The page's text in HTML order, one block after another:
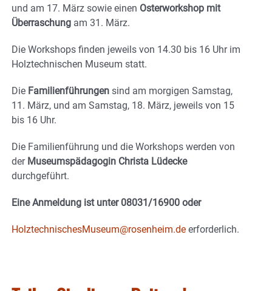
und am 17. März sowie einen Osterworkshop mit
Überraschung am 31. März.
Die Workshops finden jeweils von 14.30 bis 16 Uhr im
Holztechnischen Museum statt.
Die Familienführungen sind am morgigen Samstag,
11. März, und am Samstag, 18. März, jeweils von 15
bis 16 Uhr.
Die Familienführung und die Workshops werden von
der Museumspädagogin Christa Lüdecke
durchgeführt.
Eine Anmeldung ist unter 08031/16900 oder
HolztechnischesMuseum@rosenheim.de erforderlich.